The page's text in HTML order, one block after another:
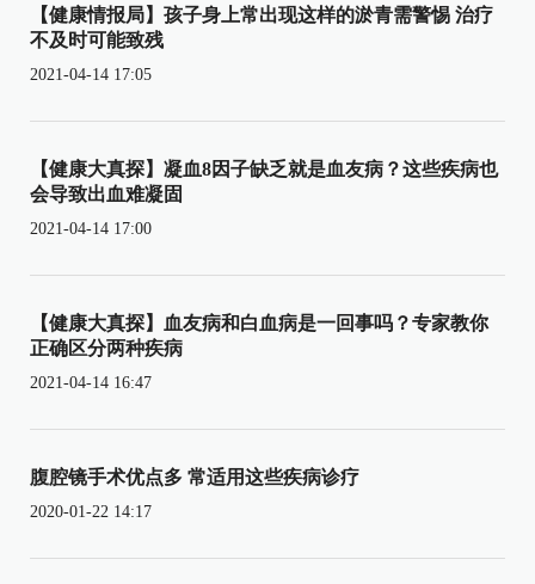
【健康情报局】孩子身上常出现这样的淤青需警惕 治疗
不及时可能致残
2021-04-14 17:05
【健康大真探】凝血8因子缺乏就是血友病？这些疾病也
会导致出血难凝固
2021-04-14 17:00
【健康大真探】血友病和白血病是一回事吗？专家教你
正确区分两种疾病
2021-04-14 16:47
腹腔镜手术优点多 常适用这些疾病诊疗
2020-01-22 14:17